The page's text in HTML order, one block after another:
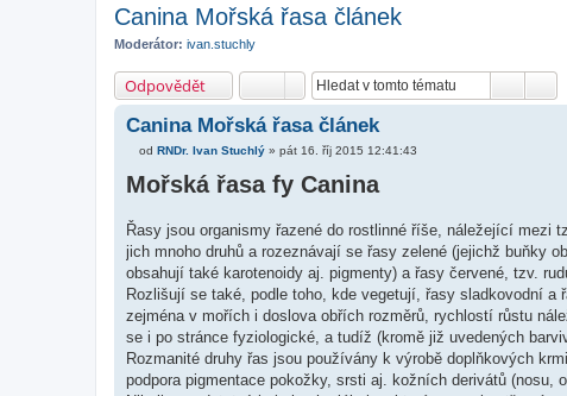
Canina Mořská řasa článek
Moderátor: ivan.stuchly
Odpovědět
Canina Mořská řasa článek
ř
í
ě
v
e
k
od RNDr. Ivan Stuchlý » pát 16. říj 2015 12:41:43
Mořská řasa fy Canina
Řasy jsou organismy řazené do rostlinné říše, náležející
jich mnoho druhů a rozeznávají se řasy zelené (jejichž buňky
obsahují také karotenoidy aj. pigmenty) a řasy červené, tzv.
Rozlišují se také, podle toho, kde vegetují, řasy sladkovodní a
zejména v mořích i doslova obřích rozměrů, rychlostí růstu
se i po stránce fyziologické, a tudíž (kromě již uvedených
Rozmanité druhy řas jsou používány k výrobě doplňkových
podpora pigmentace pokožky, srsti aj. kožních derivátů